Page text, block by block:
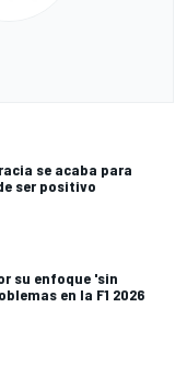
se acaba para
ser positivo
su enfoque 'sin
en la F1 2026